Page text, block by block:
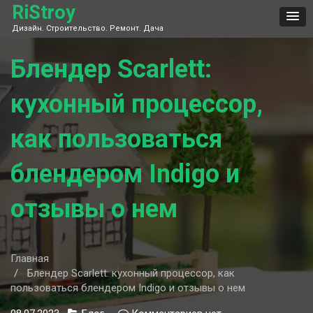
Skip
content
RiStroy
Дизайн. Строительство. Ремонт. Дача
Блендер Scarlett:
кухонный процессор,
как пользоваться
блендером Indigo и
отзывы о нем
Главная
Блендер Scarlett: кухонный процессор, как
пользоваться блендером Indigo и отзывы о нем